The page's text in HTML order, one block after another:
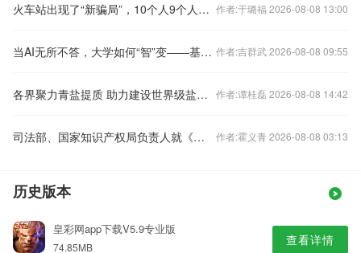
火车站出现了“新骗局”，10个人9个人上当，可惜很多人都不知道！ 作者:于璐福 2026-08-08 13:00
当AI无所不答，大学如何“智”变——基于全国400余所高校本科生AI使用情况的调查与思考 作者:吉群武 2026-08-08 09:55
各界聚力青盐提质 助力建设世界级盐湖产业基地 作者:谭桂磊 2026-08-08 14:42
司法部、国家知识产权局负责人就《集成电路布图设计保护条例》修订答记者问 作者:霍义青 2026-08-08 03:13
历史版本
皇彩网app下载V5.9专业版
74.85MB 查看详情